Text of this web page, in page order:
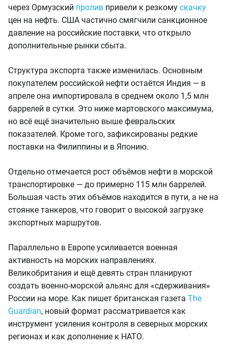
через Ормузский пролив привели к резкому скачку
цен на нефть. США частично смягчили санкционное
давление на российские поставки, что открыло
дополнительные рынки сбыта.
Структура экспорта также изменилась. Основным
покупателем российской нефти остаётся Индия — в
апреле она импортировала в среднем около 1,5 млн
баррелей в сутки. Это ниже мартовского максимума,
но всё ещё значительно выше февральских
показателей. Кроме того, зафиксированы редкие
поставки на Филиппины и в Японию.
Отдельно отмечается рост объёмов нефти в морской
транспортировке — до примерно 115 млн баррелей.
Большая часть этих объёмов находится в пути, а не на
стоянке танкеров, что говорит о высокой загрузке
экспортных маршрутов.
Параллельно в Европе усиливается военная
активность на морских направлениях.
Великобритания и ещё девять стран планируют
создать военно-морской альянс для «сдерживания»
России на море. Как пишет британская газета The
Guardian, новый формат рассматривается как
инструмент усиления контроля в северных морских
регионах и как дополнение к НАТО.